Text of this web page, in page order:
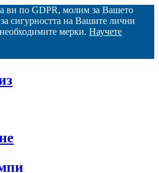
ви по GDPR, молим за Вашето
сигурността на Вашите лични
мерки. Научете